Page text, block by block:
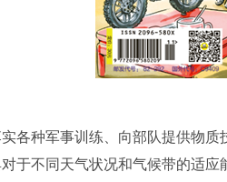
各种军事训练、向部队提供物
于不同天气状况和气候带的适应